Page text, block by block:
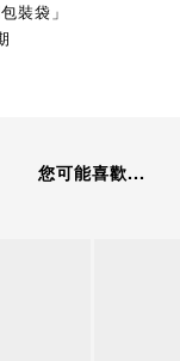
裝袋」
您可能喜歡...